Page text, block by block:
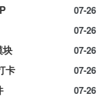
07-26
07-26
07-26
块
07-26
卡
07-26